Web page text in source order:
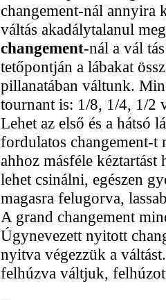
changement-nál annyira
váltás akadálytalanul
changement-nál a vál
tetőpontján a lábakat
pillanatában váltunk.
tournant is: 1/8, 1/4, 1/2
Lehet az első és a hátsó
fordulatos changement-t
ahhoz másféle
lehet csinálni, egészen
magasra felugorva,
A grand changement
Úgynevezett nyitott
nyitva végezzük a
felhúzva váltjuk,